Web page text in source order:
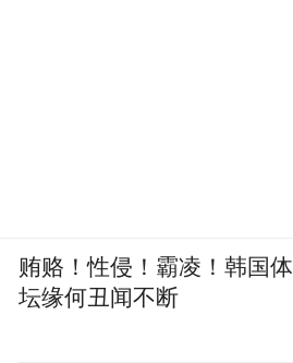
贿赂！性侵！霸凌！韩国体
坛缘何丑闻不断